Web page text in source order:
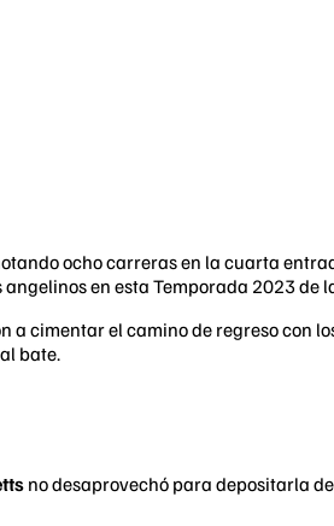
ocho carreras en la cuarta
en esta Temporada 2023 de
a cimentar el camino de regreso con
bate.
no desaprovechó para depositarla